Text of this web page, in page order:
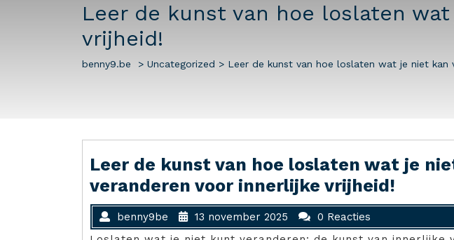
Leer de kunst van hoe loslaten
vrijheid!
benny9.be > Uncategorized > Leer de kunst van hoe loslaten wat je niet kan
Leer de kunst van hoe loslaten wat je
veranderen voor innerlijke vrijheid!
benny9be 13 november 2025
0 Reacties